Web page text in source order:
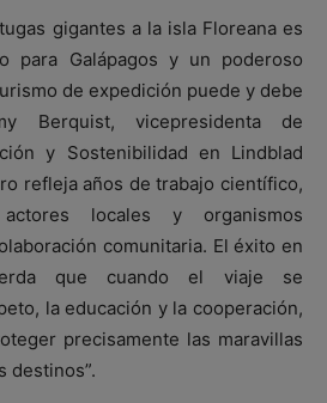
gigantes a la isla Floreana es
para Galápagos y un poderoso
de expedición puede y debe
Berquist, vicepresidenta de
y Sostenibilidad en Lindblad
refleja años de trabajo científico,
locales y organismos
comunitaria. El éxito en
que cuando el viaje se
la educación y la cooperación,
precisamente las maravillas
destinos”.